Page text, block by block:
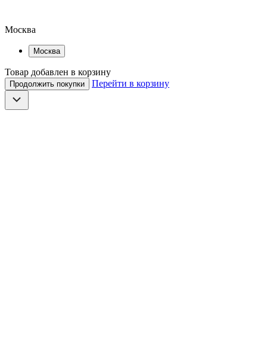
Москва
Москва
Товар добавлен в корзину
Продолжить покупки Перейти в корзину